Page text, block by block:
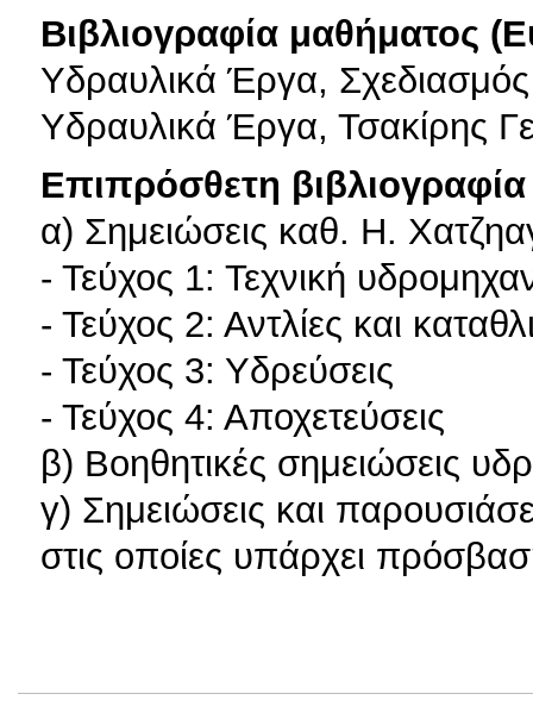
Βιβλιογραφία μαθήματος
Υδραυλικά Έργα, Σχεδιασμός
Υδραυλικά Έργα, Τσακίρης
Επιπρόσθετη βιβλιογραφία
α) Σημειώσεις καθ. Η.
- Τεύχος 1: Τεχνική
- Τεύχος 2: Αντλίες και
- Τεύχος 3: Υδρεύσεις
- Τεύχος 4: Αποχετεύσεις
β) Βοηθητικές σημειώσεις
γ) Σημειώσεις και
στις οποίες υπάρχει